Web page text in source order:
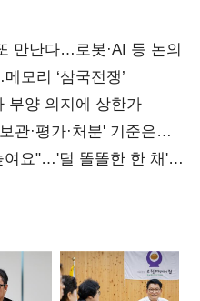
만난다…로봇·AI 등 논의
모리 ‘삼국전쟁’
부양 의지에 상한가
관·평가·처분' 기준은
여요"…'덜 똘똘한 한 채'